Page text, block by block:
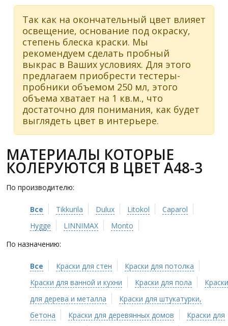
Так как на окончательный цвет влияет
освещение, основание под окраску,
степень блеска краски. Мы
рекомендуем сделать пробный
выкрас в Ваших условиях. Для этого
предлагаем приобрести тестеры-
пробники объемом 250 мл, этого
объема хватает на 1 кв.м., что
достаточно для понимания, как будет
выглядеть цвет в интерьере.
МАТЕРИАЛЫ КОТОРЫЕ
КОЛЕРУЮТСЯ В ЦВЕТ A48-3
По производителю:
Все Tikkurila Dulux Litokol
Caparol
Hygge
LINNIMAX
Monto
По назначению:
Все Краски для стен
Краски для потолка
Краски для ванной и кухни
Краски для пола
Краски
для дерева и металла
Краски для штукатурки,
бетона
Краски для деревянных домов
Краски для